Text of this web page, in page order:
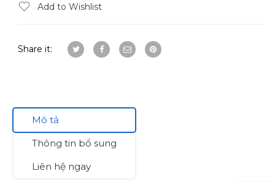
Add to Wishlist
Share it:
Mô tả
Thông tin bổ sung
Liên hệ ngay